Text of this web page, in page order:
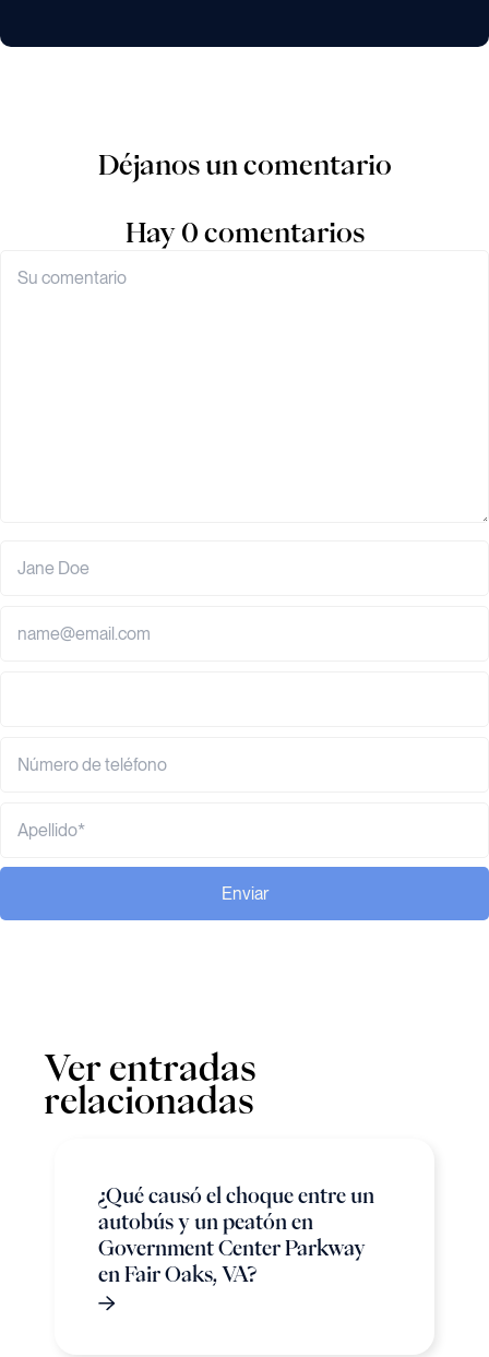
Déjanos un comentario
Hay 0 comentarios
Enviar
Ver entradas
relacionadas
¿Qué causó el choque entre un
autobús y un peatón en
Government Center Parkway
en Fair Oaks, VA?